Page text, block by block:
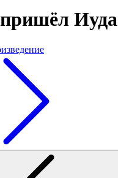
Иуда